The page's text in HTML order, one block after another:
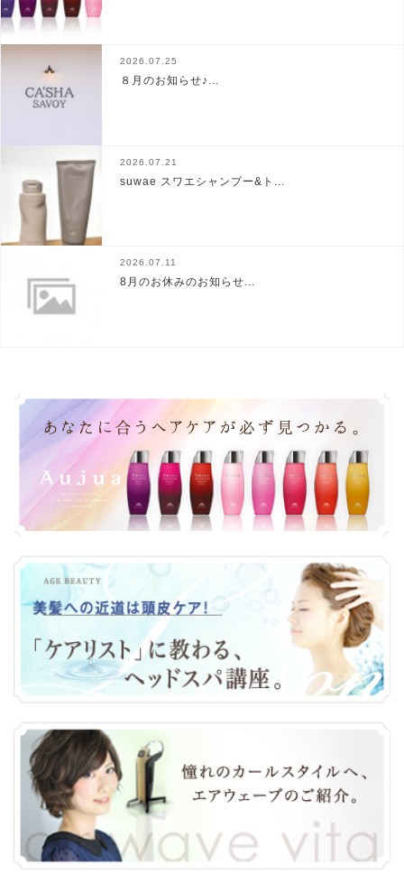
2026.07.25
８月のお知らせ♪...
2026.07.21
suwae スワエシャンプー&ト...
2026.07.11
8月のお休みのお知らせ...